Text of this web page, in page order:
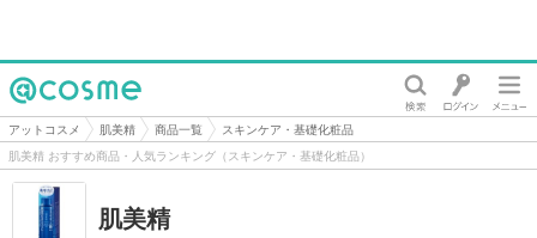
@cosme
アットコスメ 肌美精 商品一覧
スキンケア・基礎化粧品
肌美精 おすすめ商品・人気ランキング（スキンケア・基礎化粧品）
肌美精